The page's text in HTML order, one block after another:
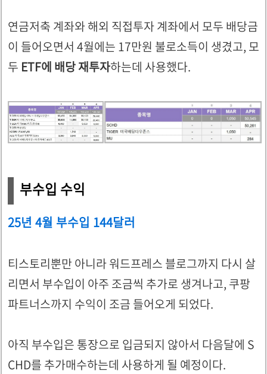
연금저축 계좌와 해외 직접투자 계좌에서 모두 배당금
이 들어오면서 4월에는 17만원 불로소득이 생겼고, 모
두 ETF에 배당 재투자하는데 사용했다.
부수입 수익
25년 4월 부수입 144달러
티스토리뿐만 아니라 워드프레스 블로그까지 다시 살
리면서 부수입이 아주 조금씩 추가로 생겨나고, 쿠팡
파트너스까지 수익이 조금 들어오게 되었다.
아직 부수입은 통장으로 입금되지 않아서 다음달에 S
CHD를 추가매수하는데 사용하게 될 예정이다.